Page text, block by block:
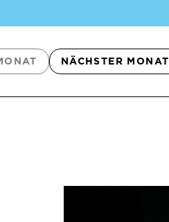
NÄCHSTER MONAT